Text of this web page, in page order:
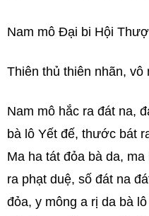
Nam mô Đại bi Hội
Thiên thủ thiên nhãn,
Nam mô hắc ra đát na,
bà lô Yết đế, thước bát
Ma ha tát đỏa bà da,
ra phạt duệ, số đát na
đỏa, y mông a rị da bà